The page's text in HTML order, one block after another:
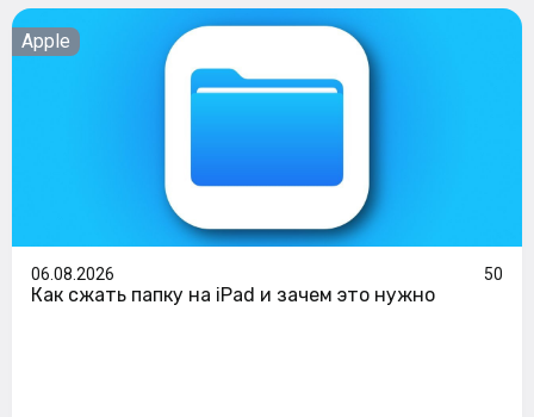
Apple
06.08.2026 50
Как сжать папку на iPad и зачем это нужно